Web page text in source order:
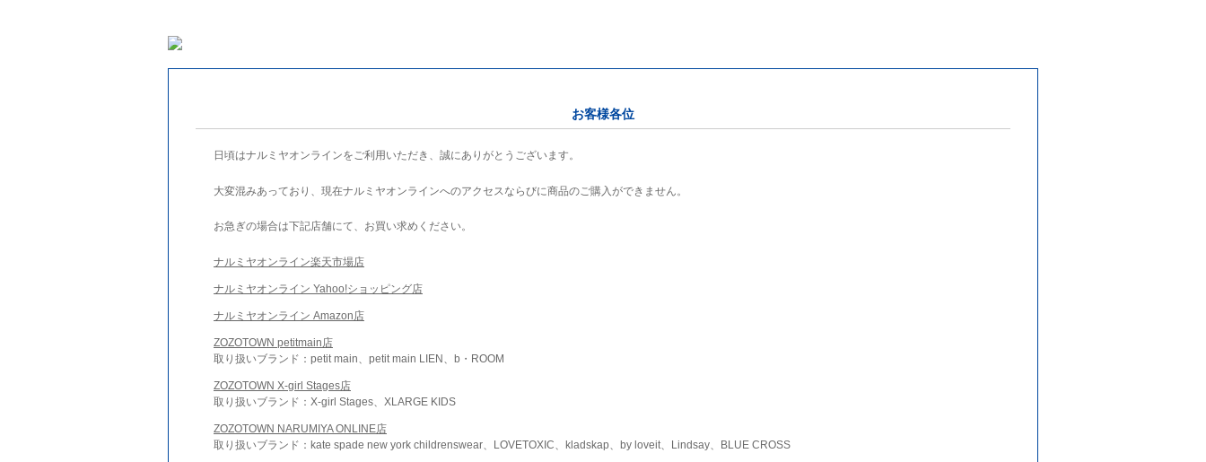
お客様各位
日頃はナルミヤオンラインをご利用いただき、誠にありがとうございます。
大変混みあっており、現在ナルミヤオンラインへのアクセスならびに商品のご購入ができません。
お急ぎの場合は下記店舗にて、お買い求めください。
ナルミヤオンライン楽天市場店
ナルミヤオンライン Yahoo!ショッピング店
ナルミヤオンライン Amazon店
ZOZOTOWN petitmain店
取り扱いブランド：petit main、petit main LIEN、b・ROOM
ZOZOTOWN X-girl Stages店
取り扱いブランド：X-girl Stages、XLARGE KIDS
ZOZOTOWN NARUMIYA ONLINE店
取り扱いブランド：kate spade new york childrenswear、LOVETOXIC、kladskap、by loveit、Lindsay、BLUE CROSS